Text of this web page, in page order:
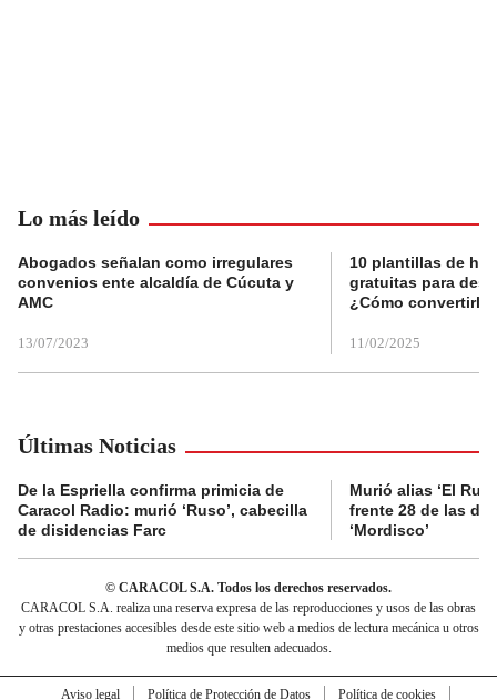
Lo más leído
Abogados señalan como irregulares
convenios ente alcaldía de Cúcuta y
AMC
13/07/2023
10 plantillas de
gratuitas para
¿Cómo convertirla
11/02/2025
Últimas Noticias
De la Espriella confirma primicia de
Caracol Radio: murió ‘Ruso’, cabecilla
de disidencias Farc
Murió alias ‘El
frente 28 de las
‘Mordisco’
© CARACOL S.A. Todos los derechos reservados.
CARACOL S.A. realiza una reserva expresa de las reproducciones y usos de las obras
y otras prestaciones accesibles desde este sitio web a medios de lectura mecánica u otros
medios que resulten adecuados.
Aviso legal Política de Protección de Datos
Política de cookies